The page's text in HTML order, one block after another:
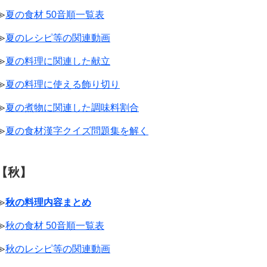
夏の食材 50音順一覧表
夏のレシピ等の関連動画
夏の料理に関連した献立
夏の料理に使える飾り切り
夏の煮物に関連した調味料割合
夏の食材漢字クイズ問題集を解く
秋】
秋の料理内容まとめ
秋の食材 50音順一覧表
秋のレシピ等の関連動画